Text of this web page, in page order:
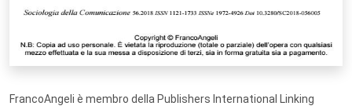
FrancoAngeli è membro della Publishers International Linking